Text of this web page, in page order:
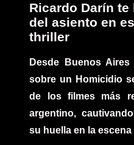
Ricardo Darín te
del asiento en
thriller
Desde Buenos Aires
sobre un Homicidio
de los filmes más
argentino,
su huella en la escena